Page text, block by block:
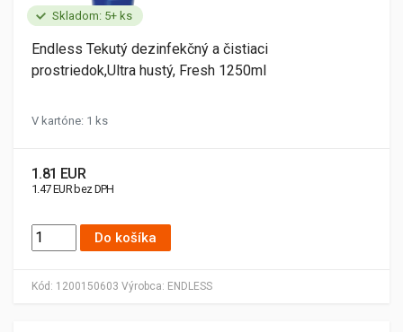
Skladom: 5+ ks
Kód: 1200150603 Výrobca: ENDLESS
Endless Tekutý dezinfekčný a čistiaci
prostriedok,Ultra hustý, Fresh 1250ml
V kartóne: 1 ks
1.81 EUR
1.47 EUR bez DPH
Do košíka